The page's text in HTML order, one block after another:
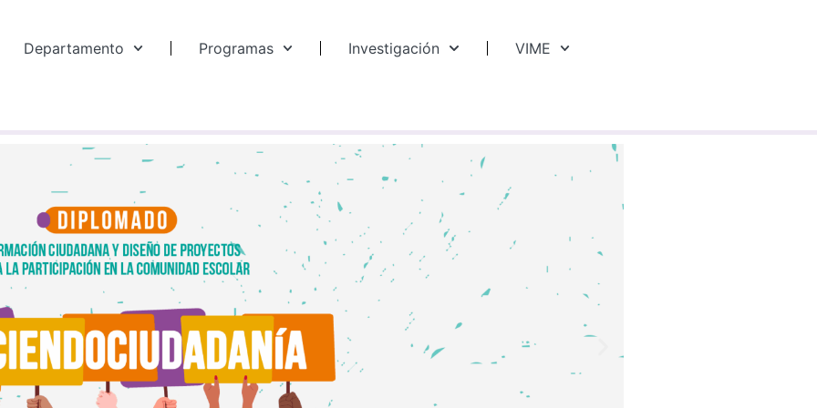
Departamento Programas Investigación VIME